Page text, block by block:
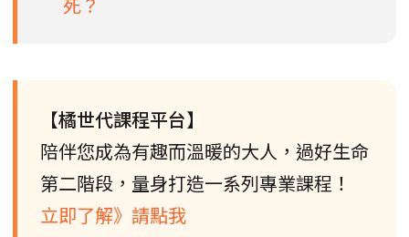
【橘世代課程平台】
陪伴您成為有趣而溫暖的大人，過好生命
第二階段，量身打造一系列專業課程！
立即了解》請點我